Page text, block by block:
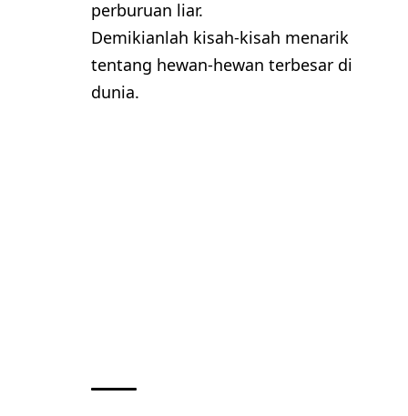
perburuan liar.
Demikianlah kisah-kisah menarik
tentang hewan-hewan terbesar di
dunia.